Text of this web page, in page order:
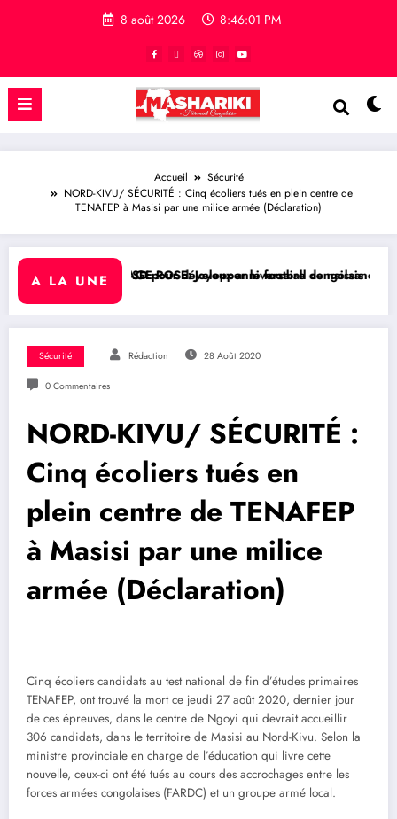
8 août 2026 8:46:02 PM
Accueil
Sécurité
NORD-KIVU/ SÉCURITÉ : Cinq écoliers tués en plein centre de
TENAFEP à Masisi par une milice armée (Déclaration)
A LA UNE
pour développer le football congolais
ROSE: Joyeux anniversaire de naissance à l’Honorable
RDC/ SPORT :
Sécurité Rédaction 28 Août 2020
0 Commentaires
NORD-KIVU/ SÉCURITÉ :
Cinq écoliers tués en
plein centre de TENAFEP
à Masisi par une milice
armée (Déclaration)
Cinq écoliers candidats au test national de fin d’études primaires
TENAFEP, ont trouvé la mort ce jeudi 27 août 2020, dernier jour
de ces épreuves, dans le centre de Ngoyi qui devrait accueillir
306 candidats, dans le territoire de Masisi au Nord-Kivu. Selon la
ministre provinciale en charge de l’éducation qui livre cette
nouvelle, ceux-ci ont été tués au cours des accrochages entre les
forces armées congolaises (FARDC) et un groupe armé local.